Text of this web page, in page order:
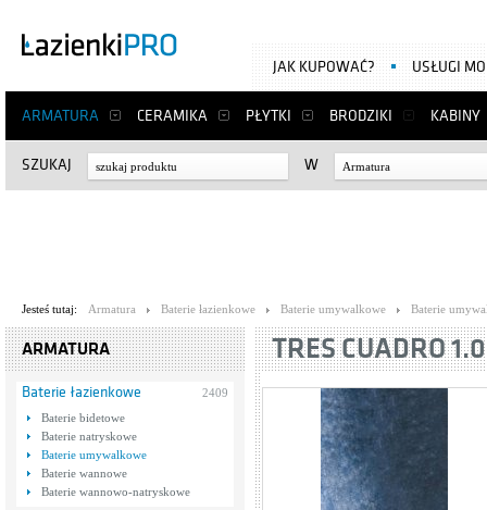
ARMATURA CERAMIKA PŁYTKI BRODZIKI KABINY
JAK KUPOWAĆ? USŁUGI
SZUKAJ W Armatura
Jesteś tutaj: Armatura Baterie łazienkowe Baterie umywalkowe Baterie
ARMATURA
Baterie łazienkowe
2409
Baterie bidetowe
Baterie natryskowe
Baterie umywalkowe
Baterie wannowe
Baterie wannowo-natryskowe
TRES CUADRO